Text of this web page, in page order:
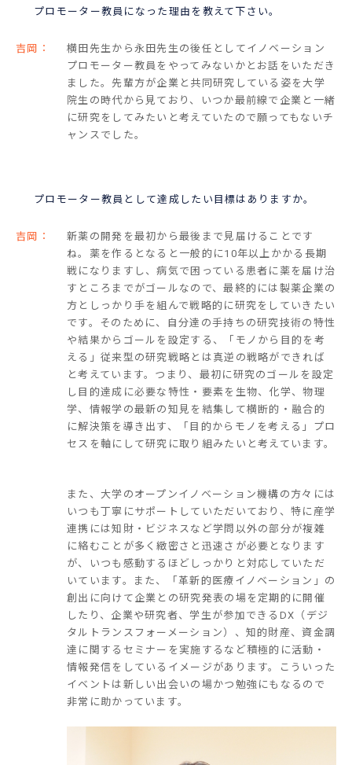
プロモーター教員になった理由を教えて下さい。
吉岡：
横田先生から永田先生の後任としてイノベーション
プロモーター教員をやってみないかとお話をいただき
ました。先輩方が企業と共同研究している姿を大学
院生の時代から見ており、いつか最前線で企業と一緒
に研究をしてみたいと考えていたので願ってもないチ
ャンスでした。
プロモーター教員として達成したい目標はありますか。
吉岡：
新薬の開発を最初から最後まで見届けることです
ね。薬を作るとなると一般的に10年以上かかる長期
戦になりますし、病気で困っている患者に薬を届け治
すところまでがゴールなので、最終的には製薬企業の
方としっかり手を組んで戦略的に研究をしていきたい
です。そのために、自分達の手持ちの研究技術の特性
や結果からゴールを設定する、「モノから目的を考
える」従来型の研究戦略とは真逆の戦略ができれば
と考えています。つまり、最初に研究のゴールを設定
し目的達成に必要な特性・要素を生物、化学、物理
学、情報学の最新の知見を結集して横断的・融合的
に解決策を導き出す、「目的からモノを考える」プロ
セスを軸にして研究に取り組みたいと考えています。
また、大学のオープンイノベーション機構の方々には
いつも丁寧にサポートしていただいており、特に産学
連携には知財・ビジネスなど学問以外の部分が複雑
に絡むことが多く緻密さと迅速さが必要となります
が、いつも感動するほどしっかりと対応していただ
いています。また、「革新的医療イノベーション」の
創出に向けて企業との研究発表の場を定期的に開催
したり、企業や研究者、学生が参加できるDX（デジ
タルトランスフォーメーション）、知的財産、資金調
達に関するセミナーを実施するなど積極的に活動・
情報発信をしているイメージがあります。こういった
イベントは新しい出会いの場かつ勉強にもなるので
非常に助かっています。